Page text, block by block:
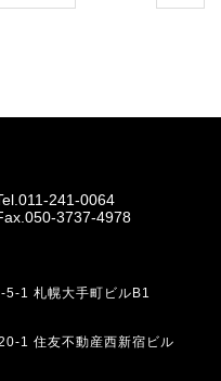
011-241-0064
3737-4978
1 札幌大手町ビルB1
1 住友不動産西新宿ビル